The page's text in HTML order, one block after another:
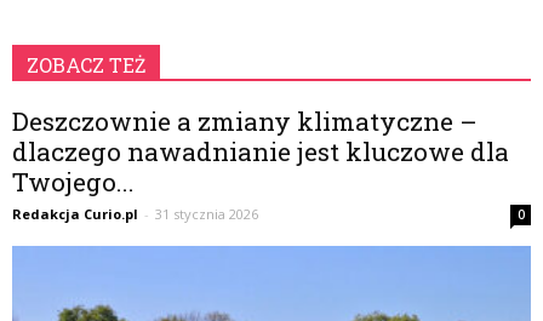
ZOBACZ TEŻ
Deszczownie a zmiany klimatyczne –
dlaczego nawadnianie jest kluczowe dla
Twojego...
Redakcja Curio.pl - 31 stycznia 2026 0